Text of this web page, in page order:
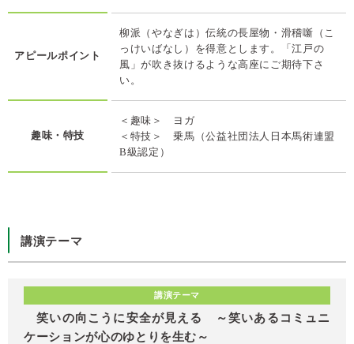
アピールポイント
柳派（やなぎは）伝統の長屋物・滑稽噺（こ
っけいばなし）を得意とします。「江戸の
風」が吹き抜けるような高座にご期待下さ
い。
趣味・特技
＜趣味＞ ヨガ
＜特技＞ 乗馬（公益社団法人日本馬術連盟
B級認定）
講演テーマ
講演テーマ
笑いの向こうに安全が見える ～笑いあるコミュニ
ケーションが心のゆとりを生む～